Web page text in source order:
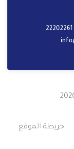
خريطة الموقع